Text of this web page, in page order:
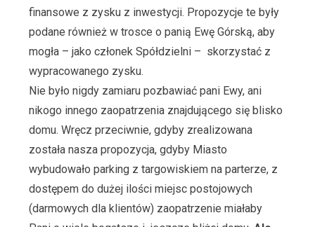
finansowe z zysku z inwestycji. Propozycje te były
podane również w trosce o panią Ewę Górską, aby
mogła – jako członek Spółdzielni – skorzystać z
wypracowanego zysku.
Nie było nigdy zamiaru pozbawiać pani Ewy, ani
nikogo innego zaopatrzenia znajdującego się blisko
domu. Wręcz przeciwnie, gdyby zrealizowana
została nasza propozycja, gdyby Miasto
wybudowało parking z targowiskiem na parterze, z
dostępem do dużej ilości miejsc postojowych
(darmowych dla klientów) zaopatrzenie miałaby